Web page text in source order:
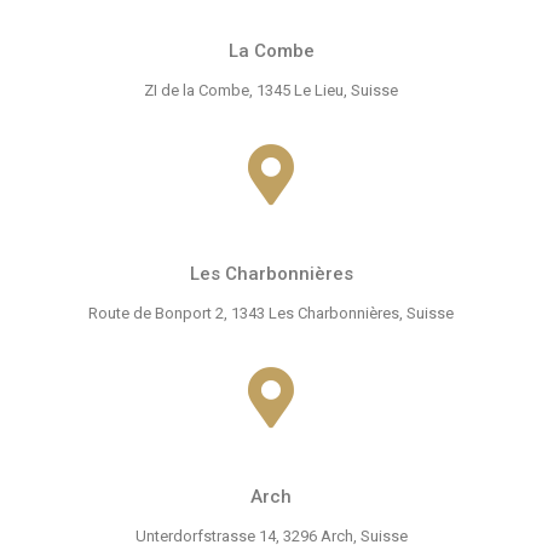
La Combe
ZI de la Combe, 1345 Le Lieu, Suisse
Les Charbonnières
Route de Bonport 2, 1343 Les Charbonnières, Suisse
Arch
Unterdorfstrasse 14, 3296 Arch, Suisse